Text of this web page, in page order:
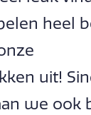
heel
uit!
we ook